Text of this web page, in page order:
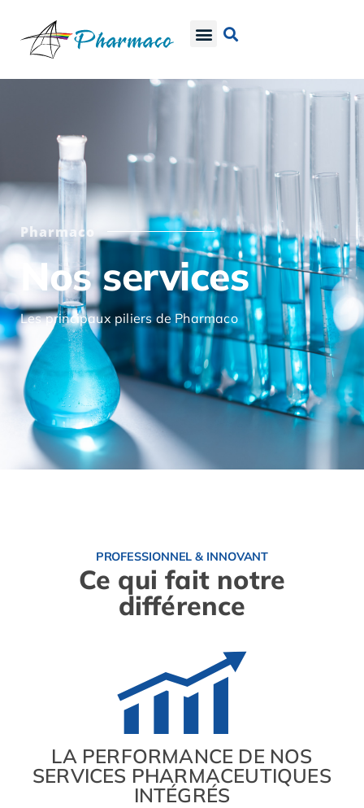
Pharmaco
Nos services
Les principaux piliers de Pharmaco
PROFESSIONNEL & INNOVANT
Ce qui fait notre
différence
LA PERFORMANCE DE NOS
SERVICES PHARMACEUTIQUES
INTÉGRÉS